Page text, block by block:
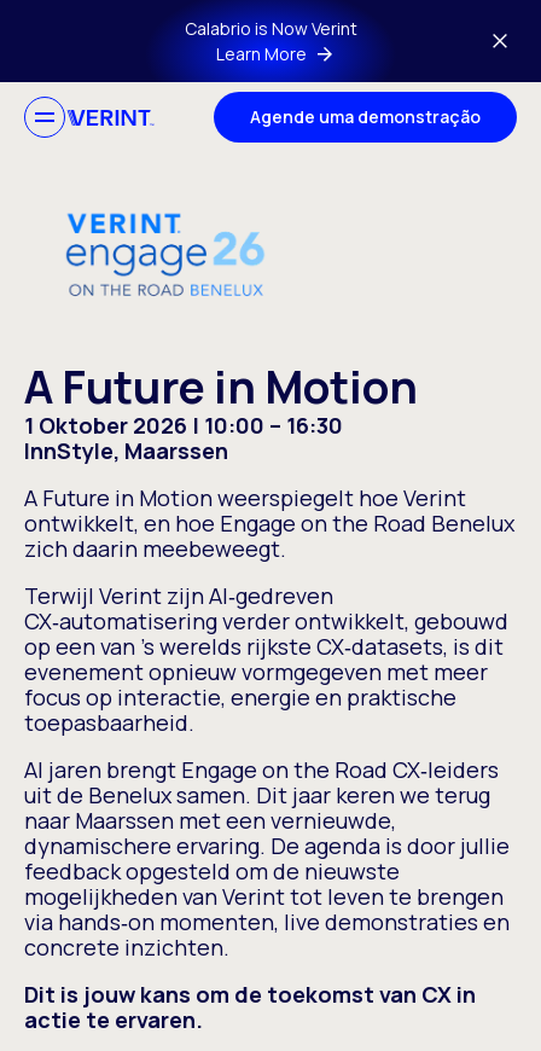
Skip to main contentCalabrio is Now Verint
Learn More
Agende uma demonstração
A Future in Motion
1 Oktober 2026 | 10:00 – 16:30
InnStyle, Maarssen
A Future in Motion weerspiegelt hoe Verint
ontwikkelt, en hoe Engage on the Road Benelux
zich daarin meebeweegt.
Terwijl Verint zijn AI‑gedreven
CX‑automatisering verder ontwikkelt, gebouwd
op een van ’s werelds rijkste CX‑datasets, is dit
evenement opnieuw vormgegeven met meer
focus op interactie, energie en praktische
toepasbaarheid.
Al jaren brengt Engage on the Road CX‑leiders
uit de Benelux samen. Dit jaar keren we terug
naar Maarssen met een vernieuwde,
dynamischere ervaring. De agenda is door jullie
feedback opgesteld om de nieuwste
mogelijkheden van Verint tot leven te brengen
via hands‑on momenten, live demonstraties en
concrete inzichten.
Dit is jouw kans om de toekomst van CX in
actie te ervaren.